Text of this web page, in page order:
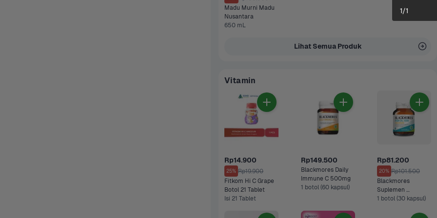
Madu Murni Madu
Nusantara
650 mL
Lihat Semua Produk
Vitamin
Rp14.900
25% Rp19.900
Fitkom Hi C Grape
Isi 21 Tablet
Rp149.500
Blackmores Daily
1 botol (60 kapsul)
Rp81.200
20% Rp101.500
Blackmores
Suplemen
Odourless Fish Oil
1 botol (30 kapsul)
1/1